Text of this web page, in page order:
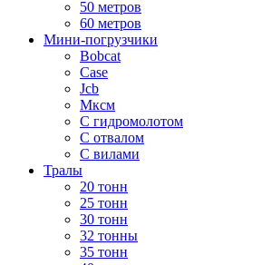
50 метров
60 метров
Мини-погрузчики
Bobcat
Case
Jcb
Мксм
С гидромолотом
С отвалом
С вилами
Тралы
20 тонн
25 тонн
30 тонн
32 тонны
35 тонн